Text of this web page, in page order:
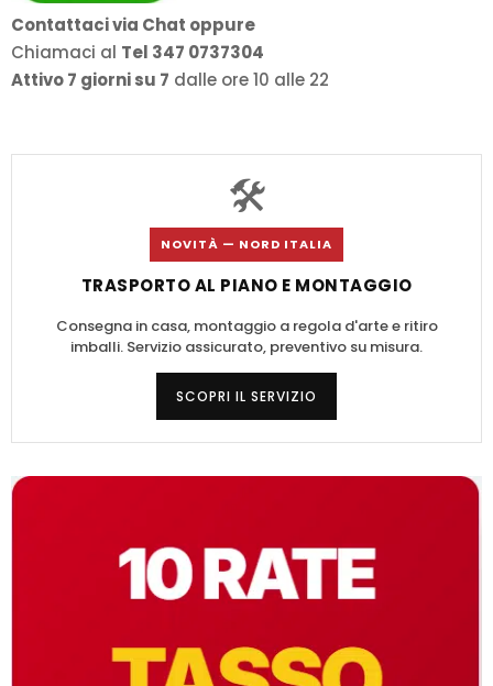
Contattaci via Chat oppure
Chiamaci al Tel 347 0737304
Attivo 7 giorni su 7 dalle ore 10 alle 22
🛠️
NOVITÀ — NORD ITALIA
TRASPORTO AL PIANO E MONTAGGIO
Consegna in casa, montaggio a regola d'arte e ritiro
imballi. Servizio assicurato, preventivo su misura.
SCOPRI IL SERVIZIO